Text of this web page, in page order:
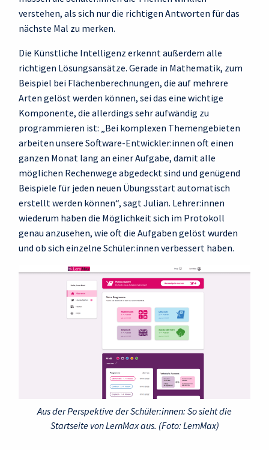
verstehen, als sich nur die richtigen Antworten für das
nächste Mal zu merken.
Die Künstliche Intelligenz erkennt außerdem alle
richtigen Lösungsansätze. Gerade in Mathematik, zum
Beispiel bei Flächenberechnungen, die auf mehrere
Arten gelöst werden können, sei das eine wichtige
Komponente, die allerdings sehr aufwändig zu
programmieren ist: „Bei komplexen Themengebieten
arbeiten unsere Software-Entwickler:innen oft einen
ganzen Monat lang an einer Aufgabe, damit alle
möglichen Rechenwege abgedeckt sind und genügend
Beispiele für jeden neuen Übungsstart automatisch
erstellt werden können“, sagt Julian. Lehrer:innen
wiederum haben die Möglichkeit sich im Protokoll
genau anzusehen, wie oft die Aufgaben gelöst wurden
und ob sich einzelne Schüler:innen verbessert haben.
Aus der Perspektive der Schüler:innen: So sieht die
Startseite von LernMax aus. (Foto: LernMax)